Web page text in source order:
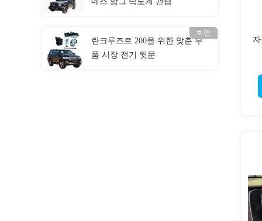
화면
란크루즈르 200을 위한 맞춘 부
품 시장 전기 뒷문